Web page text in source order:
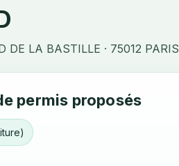
DE LA BASTILLE · 75012 PARIS
permis proposés